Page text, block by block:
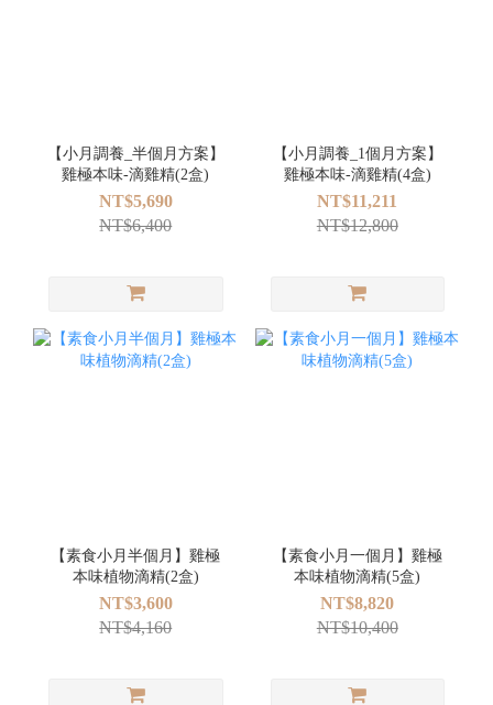
【小月調養_半個月方案】
雞極本味-滴雞精(2盒)
NT$5,690
NT$6,400
【小月調養_1個月方案】
雞極本味-滴雞精(4盒)
NT$11,211
NT$12,800
【素食小月半個月】雞極
本味植物滴精(2盒)
NT$3,600
NT$4,160
【素食小月一個月】雞極
本味植物滴精(5盒)
NT$8,820
NT$10,400